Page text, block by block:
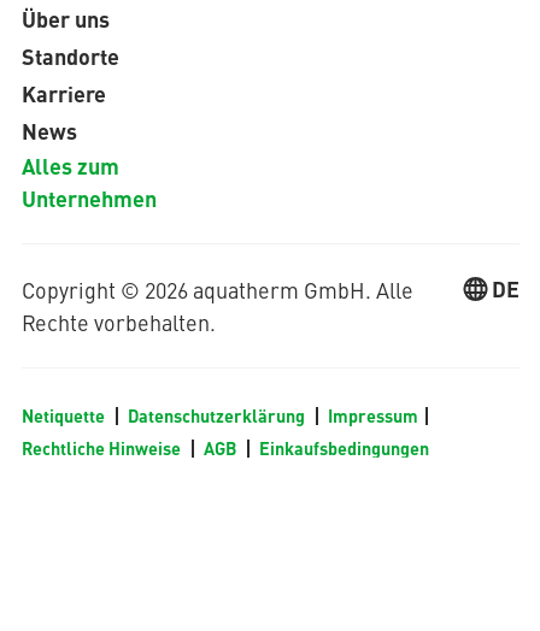
Über uns
Standorte
Karriere
News
Alles zum
Unternehmen
Copyright © 2026 aquatherm GmbH. Alle
Rechte vorbehalten.
DE
Netiquette Datenschutzerklärung
Impressum
Rechtliche Hinweise
AGB Einkaufsbedingungen